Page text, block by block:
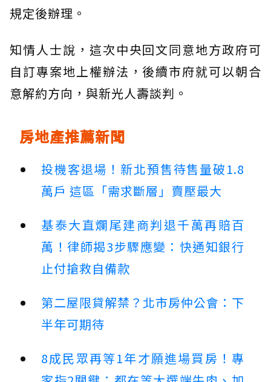
規定後辦理。
知情人士說，這次中央回文同意地方政府可
自訂專案地上權辦法，後續市府就可以朝合
意解約方向，與新光人壽談判。
房地產推薦新聞
投機客退場！新北預售待售量破1.8
萬戶 這區「需求斷層」賣壓最大
基泰大直爛尾建商判退千萬再賠百
萬！律師揭3步驟應變：快通知銀行
止付搶救自備款
第二屋限貸解禁？北市房仲公會：下
半年可期待
8成民眾再等1年才願進場買房！專